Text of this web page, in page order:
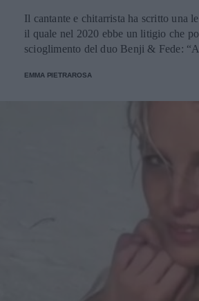
Il cantante e chitarrista ha scritto una
il quale nel 2020 ebbe un litigio che
scioglimento del duo Benji & Fede:
EMMA PIETRAROSA